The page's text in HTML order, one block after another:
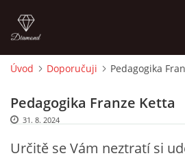
O MĚ
Úvod Doporučuji Pedagogika
Pedagogika Franze Ketta
31. 8. 2024
Určitě se Vám neztratí si